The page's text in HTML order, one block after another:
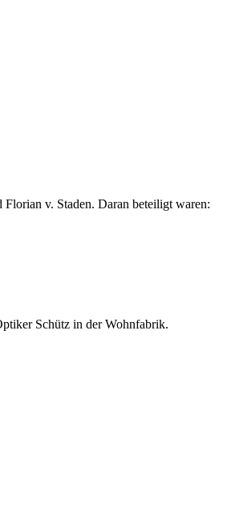
v. Staden. Daran beteiligt waren:
Schütz in der Wohnfabrik.